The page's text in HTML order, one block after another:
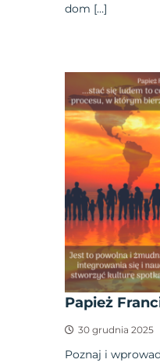
dom […]
Papież
30 grudnia 2025
Poznaj i